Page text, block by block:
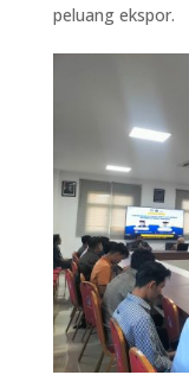
peluang ekspor.